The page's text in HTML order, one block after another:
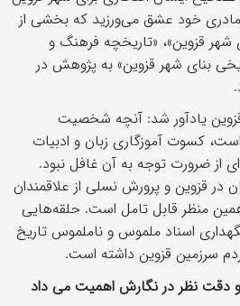
خود عشق می‌ورزید که بخشی از
قزوین»، «تاریخچه فرهنگ و
بنای شهر قزوین» به پژوهش در
یادآور شد: آنچه شخصیت
کسوت آموزگاری زبان و ادبیات
از ضرورت توجه به آن غافل نبود.
قزوین و پرورش نسلی از علاقمندان
منظر قابل تامل است. حلقه‌هایی
اسناد ملموس و ناملموس تاریخ
سرزمین قزوین داشته است.
دقت نظر در نگارش اهمیت می داد